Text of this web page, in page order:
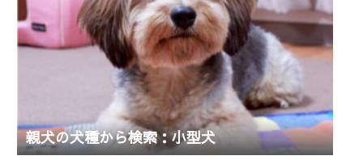
親犬の犬種から検索：小型犬